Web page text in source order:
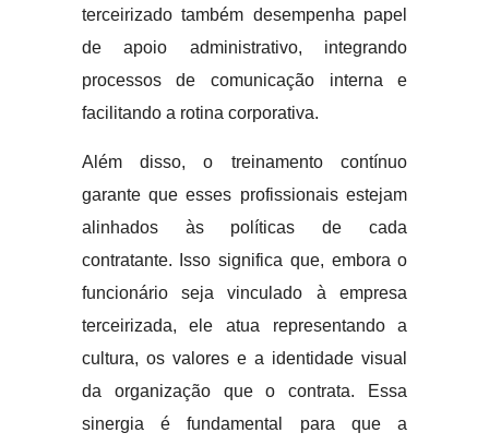
terceirizado também desempenha papel
de apoio administrativo, integrando
processos de comunicação interna e
facilitando a rotina corporativa.
Além disso, o treinamento contínuo
garante que esses profissionais estejam
alinhados às políticas de cada
contratante. Isso significa que, embora o
funcionário seja vinculado à empresa
terceirizada, ele atua representando a
cultura, os valores e a identidade visual
da organização que o contrata. Essa
sinergia é fundamental para que a